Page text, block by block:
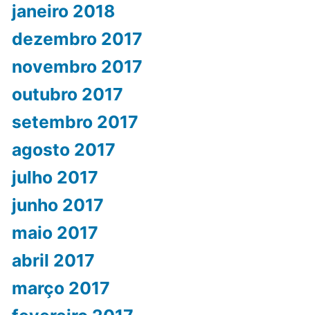
janeiro 2018
dezembro 2017
novembro 2017
outubro 2017
setembro 2017
agosto 2017
julho 2017
junho 2017
maio 2017
abril 2017
março 2017